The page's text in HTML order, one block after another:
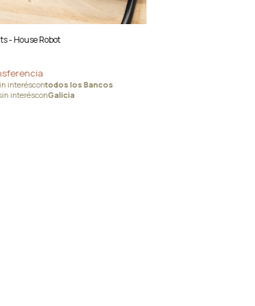
- House Robot